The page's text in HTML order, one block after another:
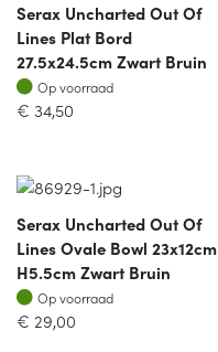
Serax Uncharted Out Of
Lines Plat Bord
27.5x24.5cm Zwart Bruin
Op voorraad
Op voorraad
€ 34,50
Serax Uncharted Out Of
Lines Ovale Bowl 23x12cm
H5.5cm Zwart Bruin
Op voorraad
Op voorraad
€ 29,00